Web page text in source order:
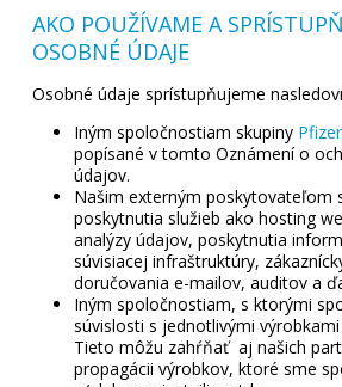
AKO POUŽÍVAME A
OSOBNÉ ÚDAJE
Osobné údaje sprístupňujeme
Iným spoločnostiam skupiny Pfizer
popísané v tomto Oznámení o
údajov.
Našim externým poskytovateľom
poskytnutia služieb ako hosting
analýzy údajov, poskytnutia
súvisiacej infraštruktúry,
doručovania e-mailov, auditov a
Iným spoločnostiam, s ktorými
súvislosti s jednotlivými
Tieto môžu zahŕňať aj našich
propagácii výrobkov, ktoré sme